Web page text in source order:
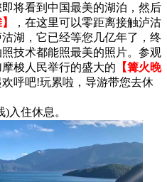
将看到中国最美的湖泊，然后
，在这里可以零距离接触泸沽
湖，它已经等您几亿年了，终
技术都能照最美的照片。参观
梭人民举行的盛大的 【篝火晚
欢呼吧!玩累啦，导游带您去休
入住休息。